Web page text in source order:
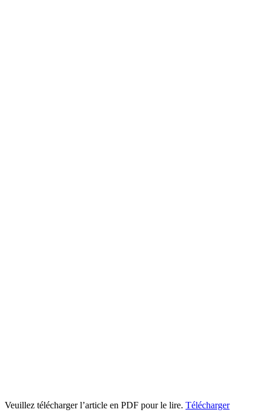
Veuillez télécharger l’article en PDF pour le lire. Télécharger